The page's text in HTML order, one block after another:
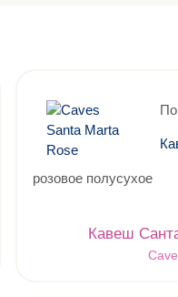
розовое полусухое
Кавеш